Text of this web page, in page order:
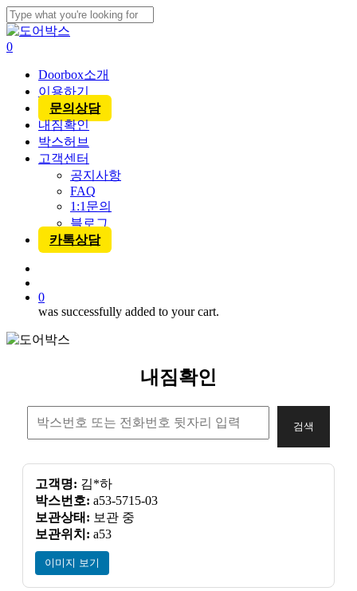
Skip
to
main
content
Close
Search
account
0
Doorbox소개
이용하기
문의상담
내짐확인
박스허브
고객센터
공지사항
FAQ
1:1문의
블로그
카톡상담
0
was successfully added to your cart.
내짐확인
검색
고객명: 김*하
박스번호: a53-5715-03
보관상태: 보관 중
보관위치: a53
이미지 보기